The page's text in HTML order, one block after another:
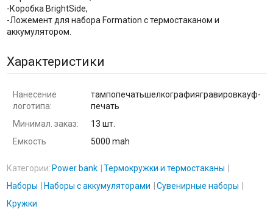
-Коробка BrightSide,
-Ложемент для набора Formation с термостаканом и
аккумулятором.
Характеристики
Нанесение
логотипа:
тампопечатьшелкографиягравировкауф-
печать
Минимал. заказ:
13 шт.
Емкость
5000 mah
Категории: Power bank
Термокружки и термостаканы
Наборы
Наборы с аккумуляторами
Сувенирные наборы
Кружки